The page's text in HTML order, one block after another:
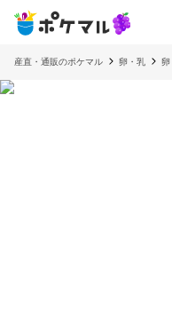
産直・通販のポケマル 卵・乳 卵